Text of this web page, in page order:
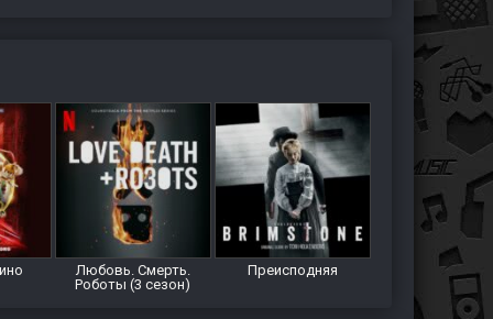
Любовь. Смерть.
Роботы (3 сезон)
Преисподняя